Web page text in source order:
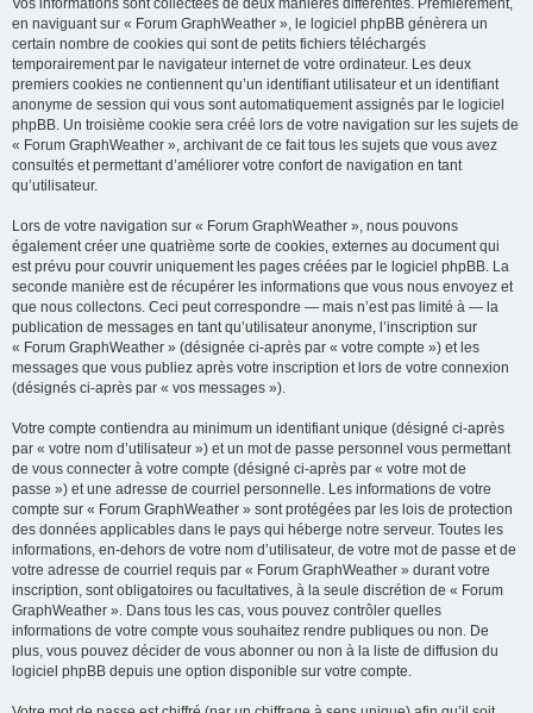
Vos informations sont collectées de deux manières différentes. Premièrement,
en naviguant sur « Forum GraphWeather », le logiciel phpBB génèrera un
certain nombre de cookies qui sont de petits fichiers téléchargés
temporairement par le navigateur internet de votre ordinateur. Les deux
premiers cookies ne contiennent qu’un identifiant utilisateur et un identifiant
anonyme de session qui vous sont automatiquement assignés par le logiciel
phpBB. Un troisième cookie sera créé lors de votre navigation sur les sujets de
« Forum GraphWeather », archivant de ce fait tous les sujets que vous avez
consultés et permettant d’améliorer votre confort de navigation en tant
qu’utilisateur.
Lors de votre navigation sur « Forum GraphWeather », nous pouvons
également créer une quatrième sorte de cookies, externes au document qui
est prévu pour couvrir uniquement les pages créées par le logiciel phpBB. La
seconde manière est de récupérer les informations que vous nous envoyez et
que nous collectons. Ceci peut correspondre — mais n’est pas limité à — la
publication de messages en tant qu’utilisateur anonyme, l’inscription sur
« Forum GraphWeather » (désignée ci-après par « votre compte ») et les
messages que vous publiez après votre inscription et lors de votre connexion
(désignés ci-après par « vos messages »).
Votre compte contiendra au minimum un identifiant unique (désigné ci-après
par « votre nom d’utilisateur ») et un mot de passe personnel vous permettant
de vous connecter à votre compte (désigné ci-après par « votre mot de
passe ») et une adresse de courriel personnelle. Les informations de votre
compte sur « Forum GraphWeather » sont protégées par les lois de protection
des données applicables dans le pays qui héberge notre serveur. Toutes les
informations, en-dehors de votre nom d’utilisateur, de votre mot de passe et de
votre adresse de courriel requis par « Forum GraphWeather » durant votre
inscription, sont obligatoires ou facultatives, à la seule discrétion de « Forum
GraphWeather ». Dans tous les cas, vous pouvez contrôler quelles
informations de votre compte vous souhaitez rendre publiques ou non. De
plus, vous pouvez décider de vous abonner ou non à la liste de diffusion du
logiciel phpBB depuis une option disponible sur votre compte.